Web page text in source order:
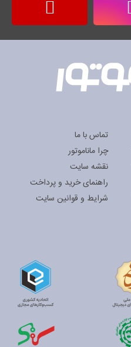
تماس با ما
چرا ماناموتور
نقشه سایت
راهنمای خرید و پرداخت
شرایط و قوانین سایت